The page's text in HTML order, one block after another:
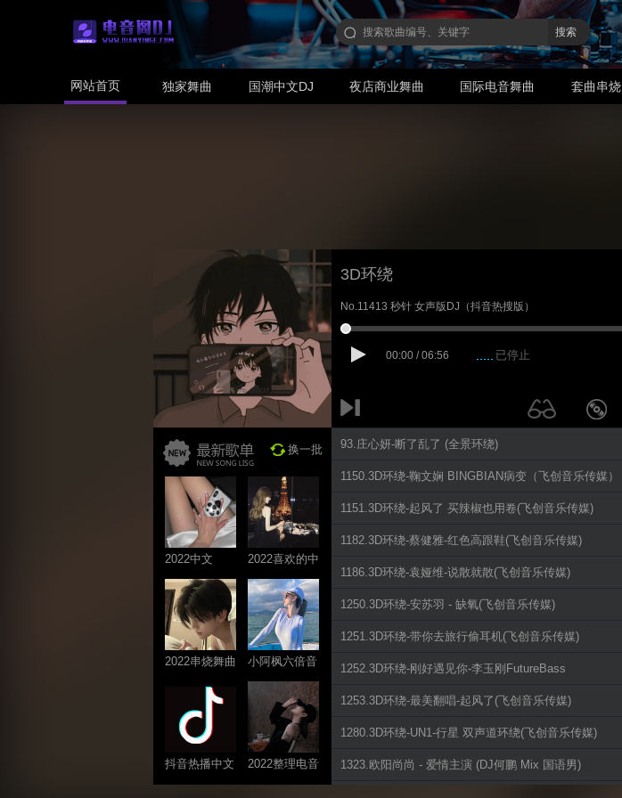
搜索
网站首页 独家舞曲 国潮中文DJ 夜店商业舞曲 国际电音舞曲 套曲串烧
3D环绕
No.11413 秒针 女声版DJ（抖音热搜版）
00:00 / 06:56 已停止
换一批
2022中文
ProgHouse歌
曲
2022喜欢的中
文DJ舞曲
2022串烧舞曲
小阿枫六倍音
质系列 车载
抖音热播中文
系列
2022整理电音
系列
93.庄心妍-断了乱了 (全景环绕)
1150.3D环绕-鞠文娴 BINGBIAN病变（飞创音乐传媒）
1151.3D环绕-起风了 买辣椒也用卷(飞创音乐传媒)
1182.3D环绕-蔡健雅-红色高跟鞋(飞创音乐传媒)
1186.3D环绕-袁娅维-说散就散(飞创音乐传媒)
1250.3D环绕-安苏羽 - 缺氧(飞创音乐传媒)
1251.3D环绕-带你去旅行偷耳机(飞创音乐传媒)
1252.3D环绕-刚好遇见你-李玉刚FutureBass
1253.3D环绕-最美翻唱-起风了(飞创音乐传媒)
1280.3D环绕-UN1-行星 双声道环绕(飞创音乐传媒)
1323.欧阳尚尚 - 爱情主演 (DJ何鹏 Mix 国语男)